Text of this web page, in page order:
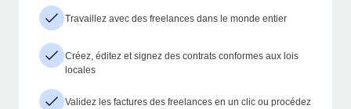
Travaillez avec des freelances dans le monde entier
Créez, éditez et signez des contrats conformes aux lois
locales
Validez les factures des freelances en un clic ou procédez